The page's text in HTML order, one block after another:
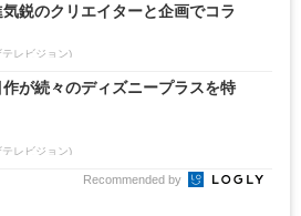
気鋭のクリエイターと企画でコラ
テレビジョン)
作が続々のディズニープラスを特
テレビジョン)
Recommended by